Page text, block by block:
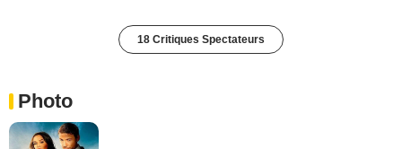
18 Critiques Spectateurs
Photo